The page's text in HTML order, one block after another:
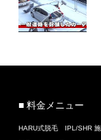
■ 料金メニュー
HARU式脱毛 IPL/SHR 施